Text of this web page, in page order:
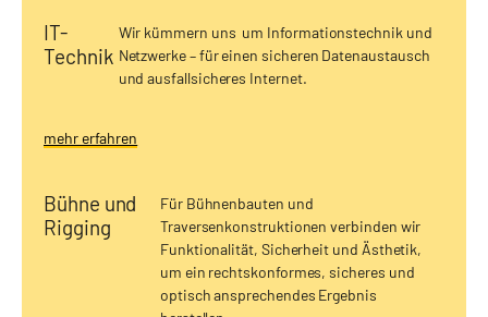
IT-
Technik
Wir kümmern uns um Informationstechnik und
Netzwerke – für einen sicheren Datenaustausch
und ausfallsicheres Internet.
mehr erfahren
Bühne und
Rigging
Für Bühnenbauten und
Traversenkonstruktionen verbinden wir
Funktionalität, Sicherheit und Ästhetik,
um ein rechtskonformes, sicheres und
optisch ansprechendes Ergebnis